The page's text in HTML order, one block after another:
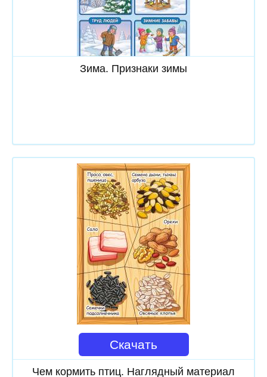
Скачать
Зима. Признаки зимы
Скачать
Чем кормить птиц. Наглядный материал